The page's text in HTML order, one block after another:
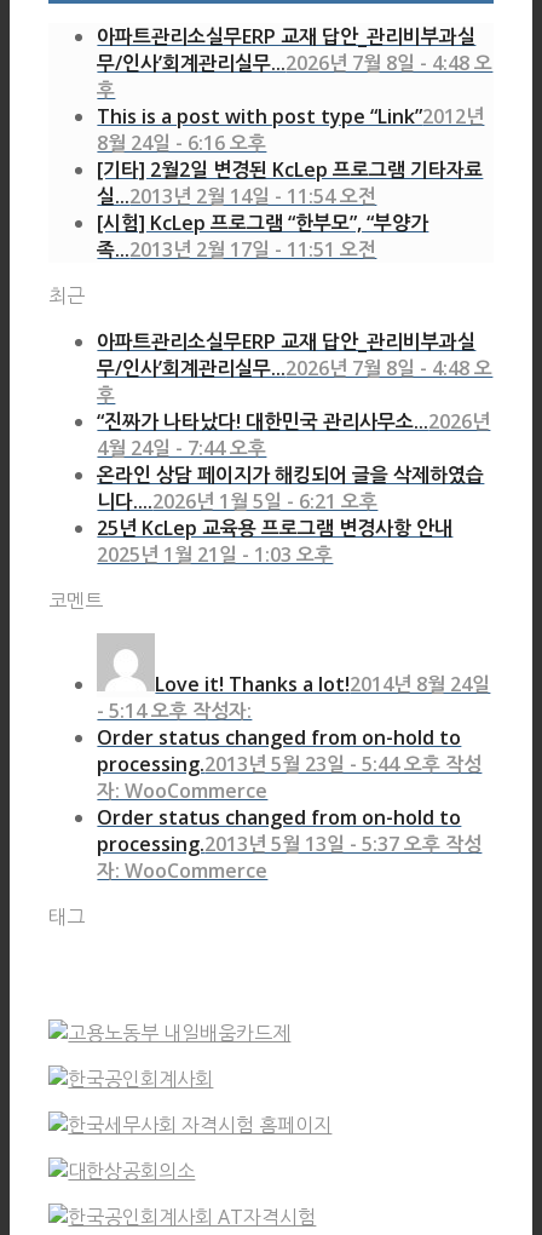
아파트관리소실무ERP 교재 답안_관리비부과실
무/인사’회계관리실무...2026년 7월 8일 - 4:48 오
후
This is a post with post type “Link”2012년
8월 24일 - 6:16 오후
[기타] 2월2일 변경된 KcLep 프로그램 기타자료
실...2013년 2월 14일 - 11:54 오전
[시험] KcLep 프로그램 “한부모”, “부양가
족...2013년 2월 17일 - 11:51 오전
최근
아파트관리소실무ERP 교재 답안_관리비부과실
무/인사’회계관리실무...2026년 7월 8일 - 4:48 오
후
“진짜가 나타났다! 대한민국 관리사무소...2026년
4월 24일 - 7:44 오후
온라인 상담 페이지가 해킹되어 글을 삭제하였습
니다....2026년 1월 5일 - 6:21 오후
25년 KcLep 교육용 프로그램 변경사항 안내
2025년 1월 21일 - 1:03 오후
코멘트
Love it! Thanks a lot!2014년 8월 24일
- 5:14 오후 작성자:
Order status changed from on-hold to
processing.2013년 5월 23일 - 5:44 오후 작성
자: WooCommerce
Order status changed from on-hold to
processing.2013년 5월 13일 - 5:37 오후 작성
자: WooCommerce
태그